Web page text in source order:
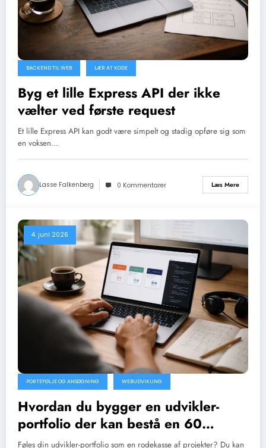
BACKEND TIL WEB LÆR AT KODE
Byg et lille Express API der ikke
vælter ved første request
Et lille Express API kan godt være simpelt og stadig opføre sig som
en voksen…
Lasse Falkenberg 0 Kommentarer Læs Mere
4. juni 2026
PORTEFØLJE OG ANSØGNING WEBUDVIKLING
Hvordan du bygger en udvikler-
portfolio der kan bestå en 60
sekunders test
Føles din udvikler-portfolio som en rodekasse af projekter? Du kan